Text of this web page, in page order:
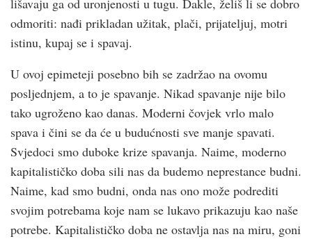
odmoriti: nađi prikladan užitak, plači, prijateljuj, motri
istinu, kupaj se i spavaj.
U ovoj epimeteji posebno bih se zadržao na ovomu
posljednjem, a to je spavanje. Nikad spavanje nije bilo
tako ugroženo kao danas. Moderni čovjek vrlo malo
spava i čini se da će u budućnosti sve manje spavati.
Svjedoci smo duboke krize spavanja. Naime, moderno
kapitalističko doba sili nas da budemo neprestance budni.
Naime, kad smo budni, onda nas ono može podrediti
svojim potrebama koje nam se lukavo prikazuju kao naše
potrebe. Kapitalističko doba ne ostavlja nas na miru, goni